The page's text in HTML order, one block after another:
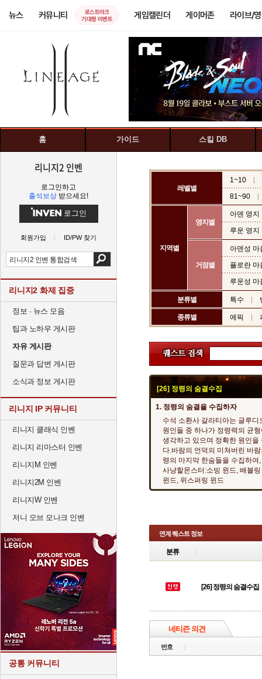
뉴스 커뮤니티
로스트아크
기대평 이벤트
게임캘린더 게이머존 라이브/
홈 가이드 스킬 DB
리니지2 인벤
로그인하고
출석보상 받으세요!
로그인
회원가입 ID/PW 찾기
리니지2 화제 집중
정보 · 뉴스 모음
팁과 노하우 게시판
자유 게시판
질문과 답변 게시판
소식과 정보 게시판
리니지 IP 커뮤니티
리니지 클래식 인벤
리니지 리마스터 인벤
리니지M 인벤
리니지2M 인벤
리니지W 인벤
저니 오브 모나크 인벤
공통 커뮤니티
레벨별
1~10
81~90
지역별
영지별
아덴 영지
루운 영지
거점별
아덴성 마
플로란 마
루운성 마
분류별 특수
종류별 에픽
[26] 정령의 숨결수집
1. 정령의 숨결을 수집하자
수석 소환사 갈라티아는 글루
원인들 중 하나가 정령력의 균
생각하고 있으며 정확한 원인을
다.바람의 언덕의 미쳐버린 바
령의 마지막 한숨들을 수집하
사냥할몬스터:소빙 윈드, 배블
윈드, 위스퍼링 윈드
연계 퀘스트 정보
분류
[26] 정령의 숨결수집
네티즌 의견
번호